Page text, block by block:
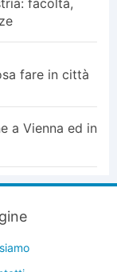
facoltà,
fare in città
a Vienna ed in